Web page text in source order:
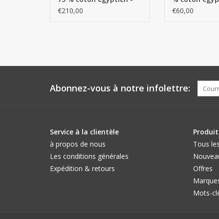
GIZA / fil long / 25 %
€210,00
fils extra
€60,00
Abonnez-vous à notre infolettre:
Service à la clientèle
à propos de nous
Les conditions générales
Expédition & retours
Tous
Offres
Mots-